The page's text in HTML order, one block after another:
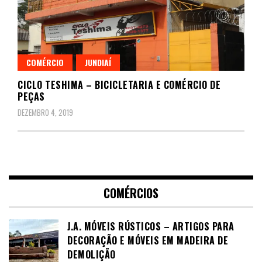
COMÉRCIO JUNDIAÍ
CICLO TESHIMA – BICICLETARIA E COMÉRCIO DE
PEÇAS
DEZEMBRO 4, 2019
COMÉRCIOS
J.A. MÓVEIS RÚSTICOS – ARTIGOS PARA
DECORAÇÃO E MÓVEIS EM MADEIRA DE
DEMOLIÇÃO